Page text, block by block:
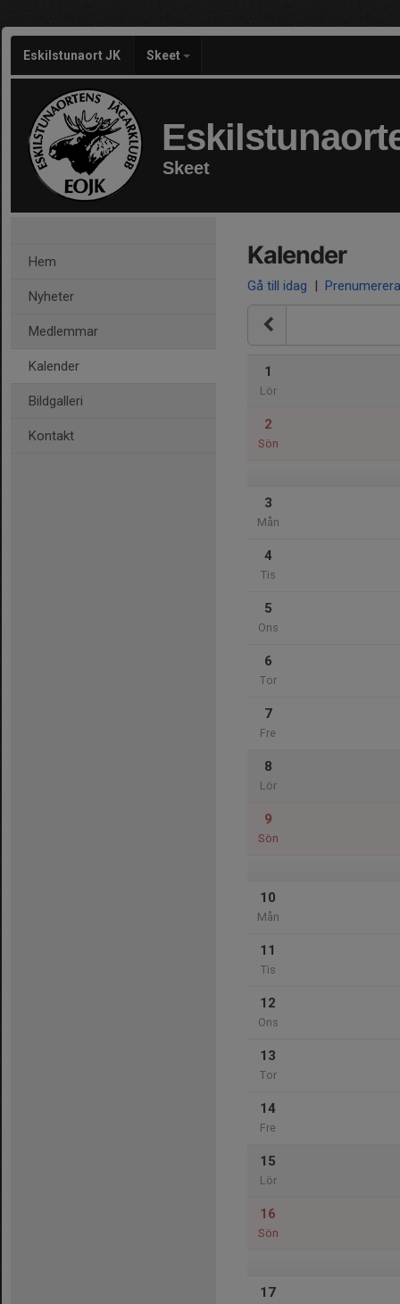
Eskilstunaort JK Skeet
Skeet
Hem
Nyheter
Medlemmar
Kalender
Bildgalleri
Kontakt
Kalender
Gå till idag | Prenumerera
1
Lör
2
Sön
3
Mån
4
Tis
5
Ons
6
Tor
7
Fre
8
Lör
9
Sön
10
Mån
11
Tis
12
Ons
13
Tor
14
Fre
15
Lör
16
Sön
17